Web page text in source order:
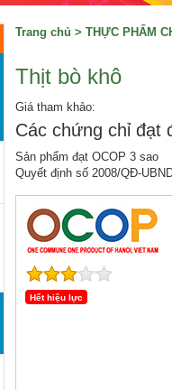
Trang chủ > THỰC PHẨM
Thịt bò khô
Giá tham khảo:
Các chứng chỉ đạt
Sản phẩm đạt OCOP 3 sao
Quyết định số 2008/QĐ-
Hết hiệu lực